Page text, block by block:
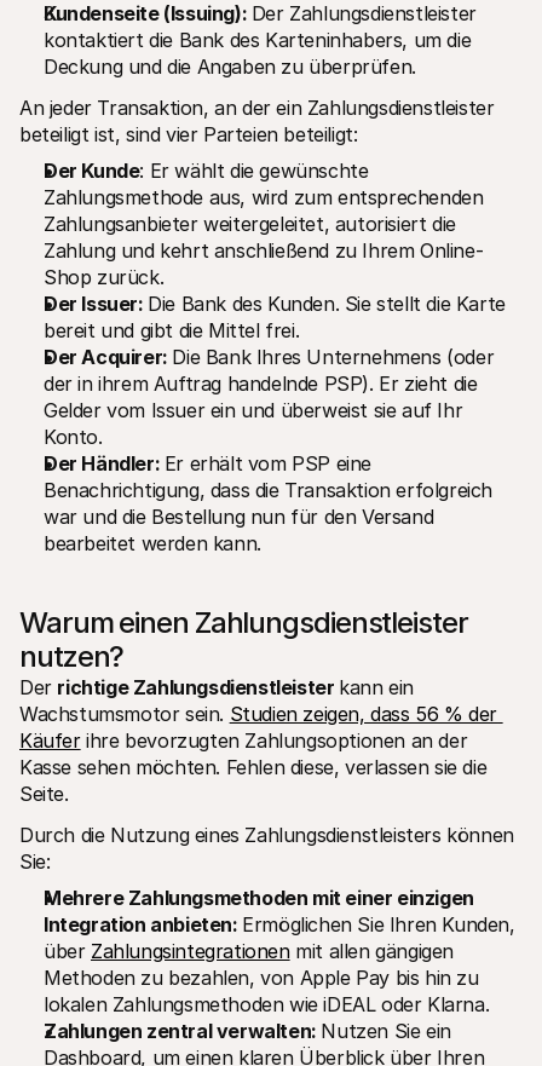
Kundenseite (Issuing): Der Zahlungsdienstleister
kontaktiert die Bank des Karteninhabers, um die
Deckung und die Angaben zu überprüfen.
An jeder Transaktion, an der ein Zahlungsdienstleister
beteiligt ist, sind vier Parteien beteiligt:
Der Kunde: Er wählt die gewünschte
Zahlungsmethode aus, wird zum entsprechenden
Zahlungsanbieter weitergeleitet, autorisiert die
Zahlung und kehrt anschließend zu Ihrem Online-
Shop zurück.
Der Issuer: Die Bank des Kunden. Sie stellt die Karte
bereit und gibt die Mittel frei.
Der Acquirer: Die Bank Ihres Unternehmens (oder
der in ihrem Auftrag handelnde PSP). Er zieht die
Gelder vom Issuer ein und überweist sie auf Ihr
Konto.
Der Händler: Er erhält vom PSP eine
Benachrichtigung, dass die Transaktion erfolgreich
war und die Bestellung nun für den Versand
bearbeitet werden kann.
Warum einen Zahlungsdienstleister
nutzen?
Der richtige Zahlungsdienstleister kann ein
Wachstumsmotor sein. Studien zeigen, dass 56 % der
Käufer ihre bevorzugten Zahlungsoptionen an der
Kasse sehen möchten. Fehlen diese, verlassen sie die
Seite.
Durch die Nutzung eines Zahlungsdienstleisters können
Sie:
Mehrere Zahlungsmethoden mit einer einzigen
Integration anbieten: Ermöglichen Sie Ihren Kunden,
über Zahlungsintegrationen mit allen gängigen
Methoden zu bezahlen, von Apple Pay bis hin zu
lokalen Zahlungsmethoden wie iDEAL oder Klarna.
Zahlungen zentral verwalten: Nutzen Sie ein
Dashboard, um einen klaren Überblick über Ihren